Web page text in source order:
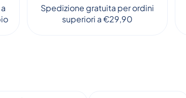
Spedizione gratuita per ordini
superiori a €29,90